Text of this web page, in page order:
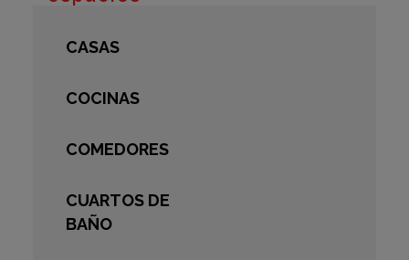
CASAS
COCINAS
COMEDORES
CUARTOS DE
BAÑO